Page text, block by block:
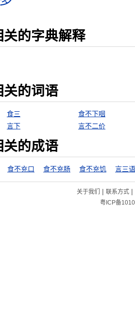
关的字典解释
关的词语
食三
食不下咽
言下 言不二价
关的成语
食不充口 食不充肠 食不充饥 言三
关于我们 | 联系方式|
粤ICP备